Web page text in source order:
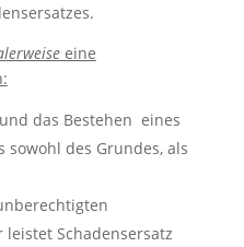
eine
das Bestehen eines
sowohl des Grundes, als
Schadensersatz